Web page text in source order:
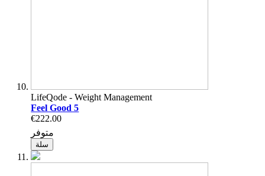
LifeQode - Weight Management
Feel Good 5
€222.00
متوفر
سلة